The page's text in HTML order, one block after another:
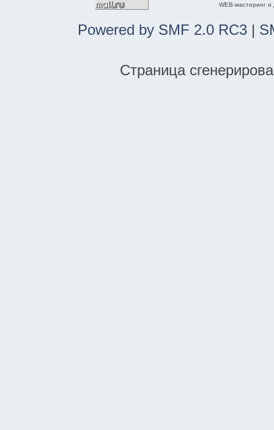
WEB-мастеринг
Powered by SMF 2.0 RC3 |
Страница